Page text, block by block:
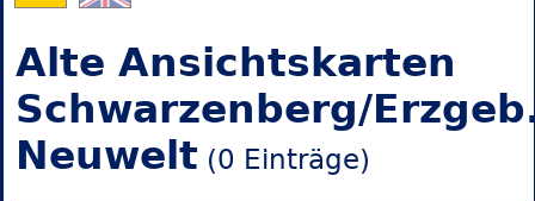
Alte Ansichtskarten
Schwarzenberg/
Neuwelt (0 Einträge)